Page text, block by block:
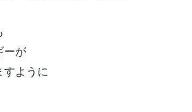
ーが
すように